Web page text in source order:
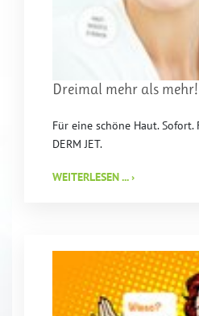
Dreimal mehr als mehr!
Für eine schöne Haut. Sofort.
DERM JET.
WEITERLESEN ... ›